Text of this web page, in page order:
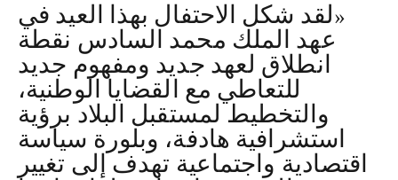
«لقد شكل الاحتفال بهذا العيد في
عهد الملك محمد السادس نقطة
انطلاق لعهد جديد ومفهوم جديد
للتعاطي مع القضايا الوطنية،
والتخطيط لمستقبل البلاد برؤية
استشرافية هادفة، وبلورة سياسة
اقتصادية واجتماعية تهدف إلى تغيير